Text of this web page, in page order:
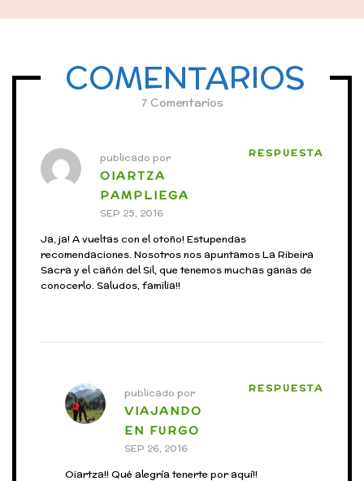
COMENTARIOS
7 Comentarios
publicado por
OIARTZA
PAMPLIEGA
SEP 25, 2016
RESPUESTA
Ja, ja! A vueltas con el otoño! Estupendas
recomendaciones. Nosotros nos apuntamos La Ribeira
Sacra y el cañón del Sil, que tenemos muchas ganas de
conocerlo. Saludos, familia!!
publicado por
VIAJANDO
EN FURGO
SEP 26, 2016
RESPUESTA
Oiartza!! Qué alegría tenerte por aquí!!